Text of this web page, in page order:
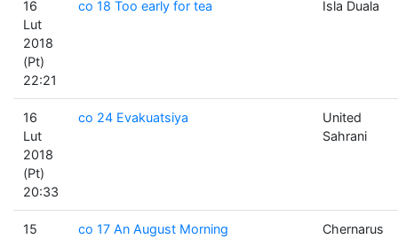
16
Lut
2018
(Pt)
22:21
co 18 Too early for tea Isla Duala
16
Lut
2018
(Pt)
20:33
co 24 Evakuatsiya
United
Sahrani
15
co 17 An August Morning Chernarus